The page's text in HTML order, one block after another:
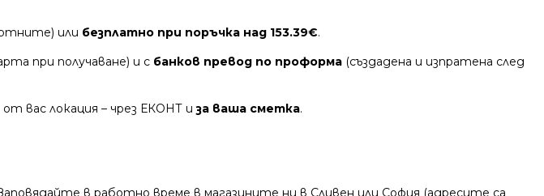
или безплатно при поръчка над 153.39€.
при получаване) и с банков превод по проформа (създадена и изпратена след
вас локация – чрез ЕКОНТ иза ваша сметка.
в работно време в магазините ни в Сливен или София (адресите са